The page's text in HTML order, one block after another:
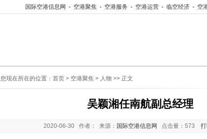
国际空港信息网 - 空港聚焦 - 空港服务 - 空港运营 - 临空经济 - 空
您现在所在的位置： 首页 > 空港聚焦 > 人物 >> 正文
吴颖湘任南航副总经理
2020-06-30 作者： 来源： 国际空港信息网 点击量： 573